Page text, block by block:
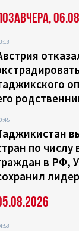
по числу
в РФ,